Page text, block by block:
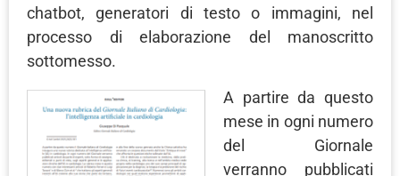
chatbot, generatori di testo o immagini, nel
processo di elaborazione del manoscritto
sottomesso.
A partire da questo
mese in ogni numero
del Giornale
verranno pubblicati